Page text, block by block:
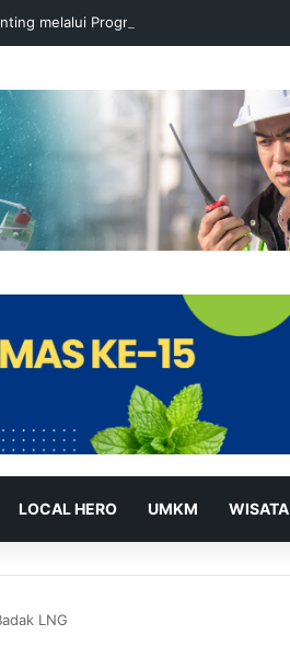
melalui Program Akar Ranting
LOCAL HERO UMKM WISATA
LNG